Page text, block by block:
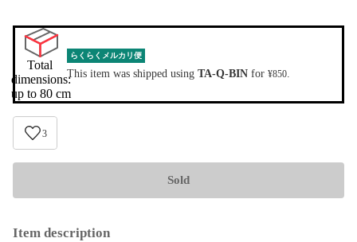
Total
dimensions:
up to 80 cm
らくらくメルカリ便
This item was shipped using TA-Q-BIN for ¥850.
3
Sold
Item description